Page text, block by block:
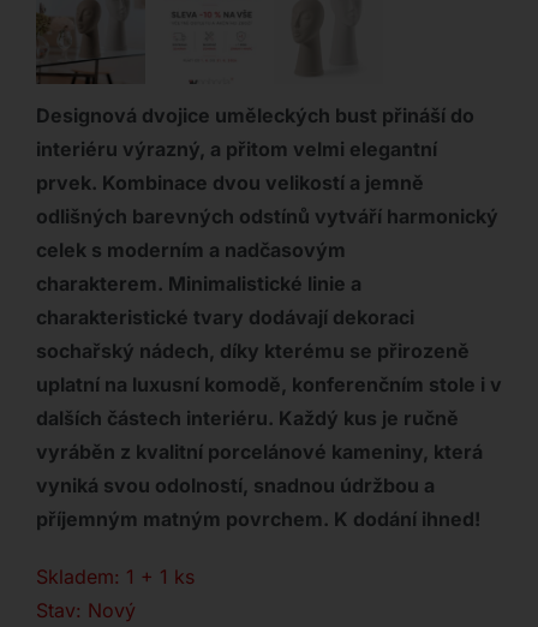
Designová dvojice uměleckých bust přináší do
interiéru výrazný, a přitom velmi elegantní
prvek. Kombinace dvou velikostí a jemně
odlišných barevných odstínů vytváří harmonický
celek s moderním a nadčasovým
charakterem. Minimalistické linie a
charakteristické tvary dodávají dekoraci
sochařský nádech, díky kterému se přirozeně
uplatní na luxusní komodě, konferenčním stole i v
dalších částech interiéru. Každý kus je ručně
vyráběn z kvalitní porcelánové kameniny, která
vyniká svou odolností, snadnou údržbou a
příjemným matným povrchem. K dodání ihned!
Skladem: 1 + 1 ks
Stav: Nový